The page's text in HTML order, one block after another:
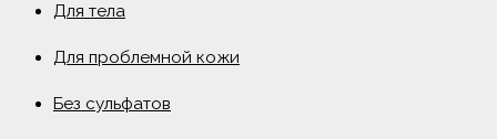
Для тела
Для проблемной кожи
Без сульфатов